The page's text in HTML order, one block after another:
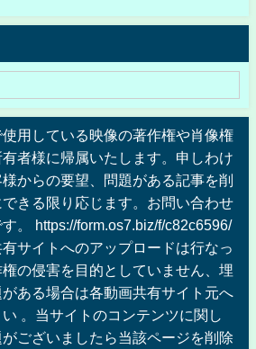
用している映像の著作権や肖像権
者様に帰属いたします。申しわけ
からの要望、問題がある記事を削
きる限り応じます。お問い合わせ
。 https://form.os7.biz/f/c82c6596/
サイトへのアップロードは行なっ
の侵害を目的としていません、埋
ある場合は各動画共有サイト元へ
。当サイトのコンテンツに関し
ございましたら当該ページを削除